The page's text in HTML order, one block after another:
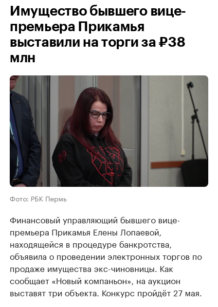
Имущество бывшего вице-
премьера Прикамья
выставили на торги за ₽38
млн
Фото: РБК Пермь
Финансовый управляющий бывшего вице-
премьера Прикамья Елены Лопаевой,
находящейся в процедуре банкротства,
объявила о проведении электронных торгов по
продаже имущества экс-чиновницы. Как
сообщает «Новый компаньон», на аукцион
выставят три объекта. Конкурс пройдёт 27 мая.